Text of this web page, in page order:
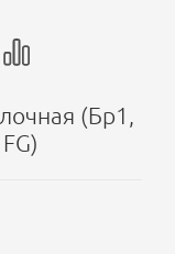
(Бр1,